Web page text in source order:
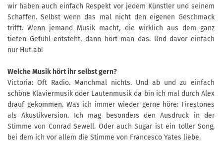
wir haben auch einfach Respekt vor jedem Künstler und seinem
Schaffen. Selbst wenn das mal nicht den eigenen Geschmack
trifft. Wenn jemand Musik macht, die wirklich aus dem ganz
tiefen Gefühl entsteht, dann hört man das. Und davor einfach
nur Hut ab!
Welche Musik hört ihr selbst gern?
Victoria: Oft Radio. Manchmal nichts. Und ab und zu einfach
schöne Klaviermusik oder Lautenmusik da bin ich mal durch Alex
drauf gekommen. Was ich immer wieder gerne höre: Firestones
als Akustikversion. Ich mag besonders den Ausdruck in der
Stimme von Conrad Sewell. Oder auch Sugar ist ein toller Song,
bei dem ich vor allem die Stimme von Francesco Yates liebe.